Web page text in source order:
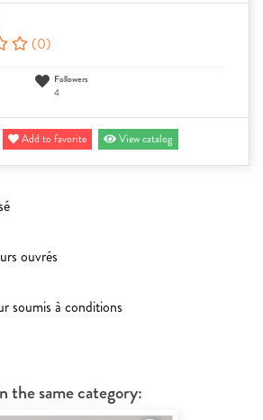
(0)
Followers
4
Add to favorite View catalog
ouvrés
soumis à conditions
same category: